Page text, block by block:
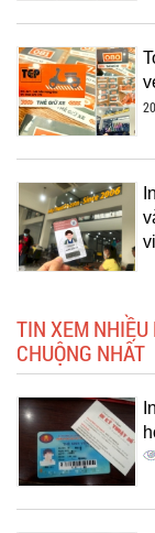
TIN XEM NHIỀU
CHUỘNG NHẤT